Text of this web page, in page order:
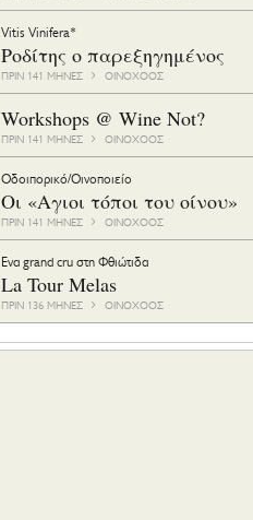
Vitis Vinifera*
Ροδίτης ο παρεξηγημένος
ΠΡΙΝ 141 ΜΗΝΕΣ ΟΙΝΟΧΟΟΣ
Workshops @ Wine Not?
ΠΡΙΝ 141 ΜΗΝΕΣ ΟΙΝΟΧΟΟΣ
Οδοιπορικό/Οινοποιείο
Οι «Αγιοι τόποι του οίνου»
ΠΡΙΝ 141 ΜΗΝΕΣ ΟΙΝΟΧΟΟΣ
Eνα grand cru στη Φθιώτιδα
La Tour Melas
ΠΡΙΝ 136 ΜΗΝΕΣ ΟΙΝΟΧΟΟΣ